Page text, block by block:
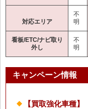
対応エリア
不
明
看板/ETC/ナビ取り
外し
不
明
キャンペーン情報
【買取強化車種】